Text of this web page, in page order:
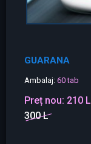
GUARANA
Ambalaj: 60 tab
Preț nou: 210 L
300 L